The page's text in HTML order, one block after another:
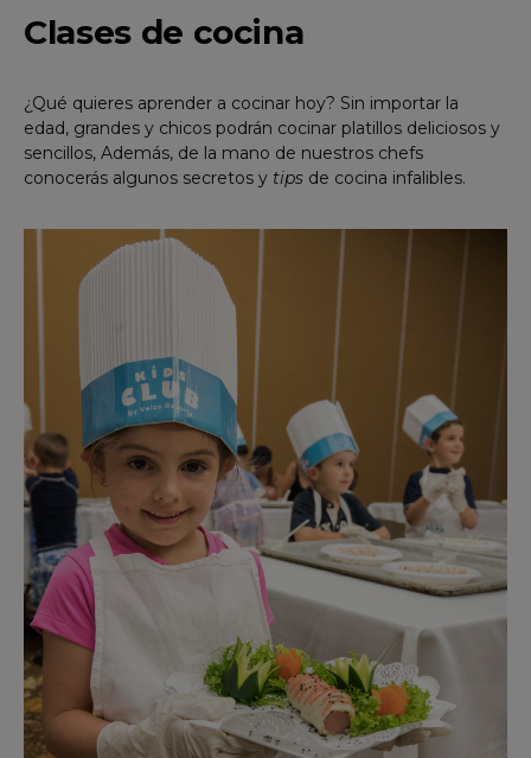
Clases de cocina
¿Qué quieres aprender a cocinar hoy? Sin importar la
edad, grandes y chicos podrán cocinar platillos deliciosos y
sencillos, Además, de la mano de nuestros chefs
conocerás algunos secretos y tips de cocina infalibles.